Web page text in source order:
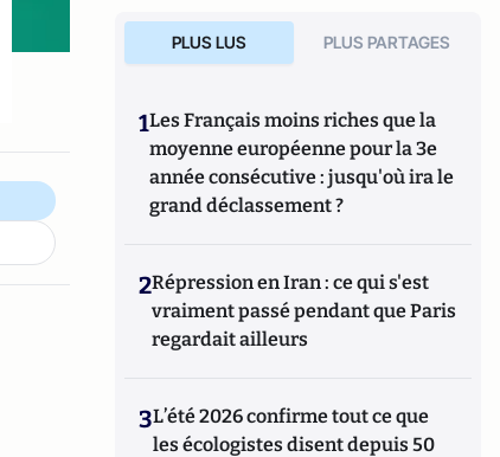
PLUS LUS PLUS PARTAGES
1Les Français moins riches que la
moyenne européenne pour la 3e
année consécutive : jusqu'où ira le
grand déclassement ?
2Répression en Iran : ce qui s'est
vraiment passé pendant que Paris
regardait ailleurs
3L’été 2026 confirme tout ce que
les écologistes disent depuis 50